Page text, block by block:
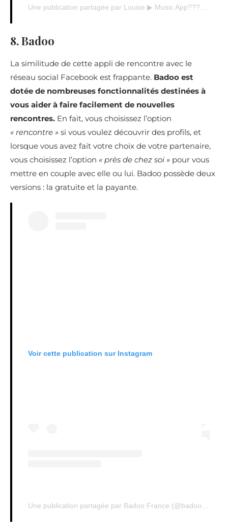
Une publication partagée par Louise ▶ Music App???? (@louiseapplication)
8. Badoo
La similitude de cette appli de rencontre avec le
réseau social Facebook est frappante. Badoo est
dotée de nombreuses fonctionnalités destinées à
vous aider à faire facilement de nouvelles
rencontres. En fait, vous choisissez l’option
« rencontre » si vous voulez découvrir des profils, et
lorsque vous avez fait votre choix de votre partenaire,
vous choisissez l’option « près de chez soi » pour vous
mettre en couple avec elle ou lui. Badoo possède deux
versions : la gratuite et la payante.
Voir cette publication sur Instagram
Une publication partagée par Badoo France (@badoo_fr)